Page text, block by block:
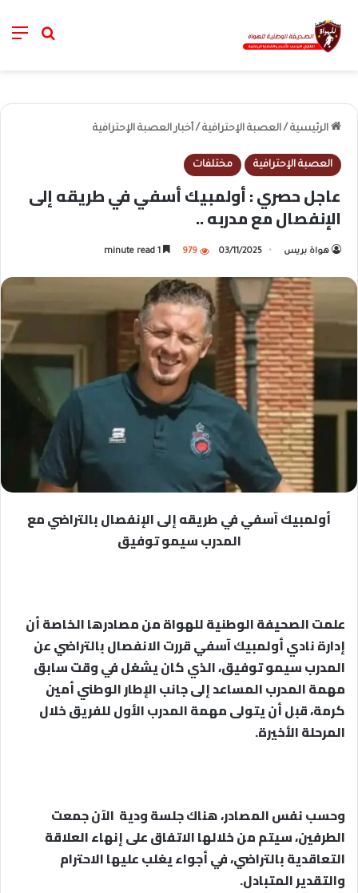
خانة
الرئيسية / العصبة الإحترافية / أخبار العصبة الإحترافية
العصبة الإحترافية مختلفات
عاجل حصري : أولمبيك أسفي في طريقه إلى
الإنفصال مع مدربه ..
هواة بريس 03/11/2025
979
أولمبيك آسفي في طريقه إلى الإنفصال بالتراضي مع
المدرب سيمو توفيق
علمت الصحيفة الوطنية للهواة من مصادرها الخاصة أن
إدارة نادي أولمبيك آسفي قررت الانفصال بالتراضي عن
المدرب سيمو توفيق، الذي كان يشغل في وقت سابق
مهمة المدرب المساعد إلى جانب الإطار الوطني أمين
كرمة، قبل أن يتولى مهمة المدرب الأول للفريق خلال
المرحلة الأخيرة.
وحسب نفس المصادر، هناك جلسة ودية الآن جمعت
الطرفين، سيتم من خلالها الاتفاق على إنهاء العلاقة
التعاقدية بالتراضي، في أجواء يغلب عليها الاحترام
والتقدير المتبادل.